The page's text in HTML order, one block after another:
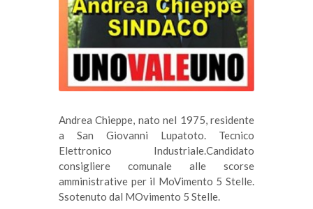
Andrea Chieppe, nato nel 1975, residente
a San Giovanni Lupatoto. Tecnico
Elettronico Industriale.Candidato
consigliere comunale alle scorse
amministrative per il MoVimento 5 Stelle.
Ssotenuto dal MOvimento 5 Stelle.